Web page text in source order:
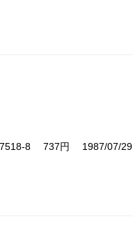
8 737円 1987/07/29